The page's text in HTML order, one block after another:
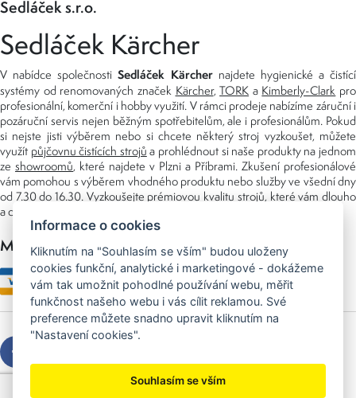
Sedláček s.r.o.
Sedláček Kärcher
V nabídce společnostiSedláček Kärchernajdete hygienické a čistící
systémy od renomovaných značek Kärcher,TORK a Kimberly-Clark pro
profesionální, komerční i hobby využití. V rámci prodeje nabízíme záruční i
pozáruční servis nejen běžným spotřebitelům, ale i profesionálům. Pokud
si nejste jisti výběrem nebo si chcete některý stroj vyzkoušet, můžete
využít půjčovnu čistících strojů a prohlédnout si naše produkty na jednom
ze showroomů, které najdete v Plzni a Příbrami. Zkušení profesionálové
vám pomohou s výběrem vhodného produktu nebo služby ve všední dny
od 7.30 do 16.30. Vyzkoušejte prémiovou kvalitu strojů, které vám dlouho
a dobře poslouží nejen doma, ale i v zaměstnání.
Možnosti platby
Copyright © 2026 Sedláček s.r.o.
Informace o cookies
Kliknutím na "Souhlasím se vším" budou uloženy
cookies funkční, analytické i marketingové - dokážeme
vám tak umožnit pohodlné používání webu, měřit
funkčnost našeho webu i vás cílit reklamou. Své
preference můžete snadno upravit kliknutím na
"Nastavení cookies".
Souhlasím se vším